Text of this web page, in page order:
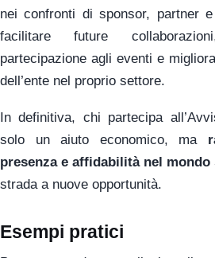
nei confronti di sponsor, partner
facilitare future
partecipazione agli eventi e
dell’ente nel proprio settore.
In definitiva, chi partecipa
solo un aiuto economico, ma
presenza e affidabilità nel
strada a nuove opportunità.
Esempi pratici